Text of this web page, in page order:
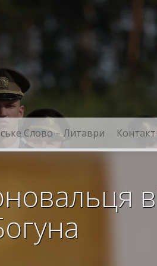
Слово – Литаври